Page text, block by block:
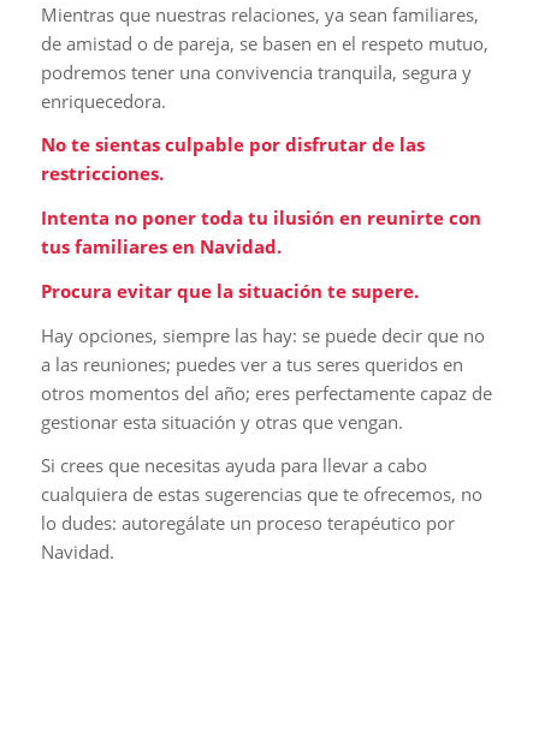
Mientras que nuestras relaciones, ya sean familiares,
de amistad o de pareja, se basen en el respeto mutuo,
podremos tener una convivencia tranquila, segura y
enriquecedora.
No te sientas culpable por disfrutar de las
restricciones.
Intenta no poner toda tu ilusión en reunirte con
tus familiares en Navidad.
Procura evitar que la situación te supere.
Hay opciones, siempre las hay: se puede decir que no
a las reuniones; puedes ver a tus seres queridos en
otros momentos del año; eres perfectamente capaz de
gestionar esta situación y otras que vengan.
Si crees que necesitas ayuda para llevar a cabo
cualquiera de estas sugerencias que te ofrecemos, no
lo dudes: autoregálate un proceso terapéutico por
Navidad.